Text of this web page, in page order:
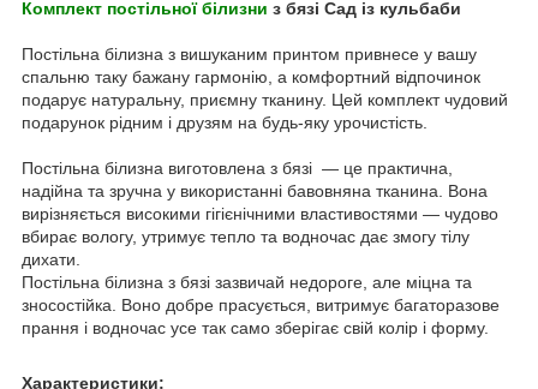
Комплект постільної білизни з бязі Сад із кульбаби
Постільна білизна з вишуканим принтом привнесе у вашу
спальню таку бажану гармонію, а комфортний відпочинок
подарує натуральну, приємну тканину. Цей комплект чудовий
подарунок рідним і друзям на будь-яку урочистість.
Постільна білизна виготовлена з бязі — це практична,
надійна та зручна у використанні бавовняна тканина. Вона
вирізняється високими гігієнічними властивостями — чудово
вбирає вологу, утримує тепло та водночас дає змогу тілу
дихати.
Постільна білизна з бязі зазвичай недороге, але міцна та
зносостійка. Воно добре прасується, витримує багаторазове
прання і водночас усе так само зберігає свій колір і форму.
Характеристики: